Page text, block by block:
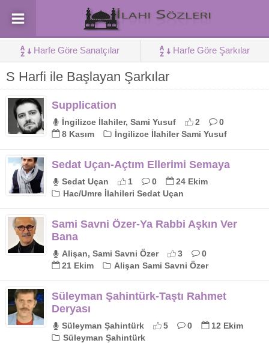
Harfe Göre Sanatçılar Harfe Göre Şarkılar
S Harfi ile Başlayan Şarkılar
Supplication
İngilizce İlahiler, Sami Yusuf 2
0
8 Kasım
İngilizce İlahiler Sami Yusuf
Sedat Uçan-Açtım Ellerimi Semaya
Sedat Uçan 1 0
24 Ekim
Hac/Umre İlahileri Sedat Uçan
Sami Savni Özer-Ya Rabbi Aşkın Ver
Bana
Alişan, Sami Savni Özer 3
0
21 Ekim
Alişan Sami Savni Özer
Süleyman Şahintürk-Taştı Rahmet
Deryası
Süleyman Şahintürk 5 0
12 Ekim
Süleyman Şahintürk